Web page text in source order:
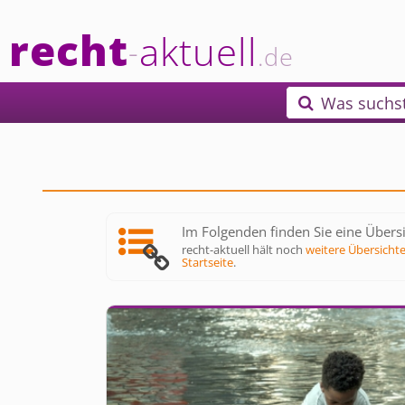
recht-aktuell.de
 Was
Im Folgenden finden Sie eine
recht-aktuell hält nochweitere
Startseite.